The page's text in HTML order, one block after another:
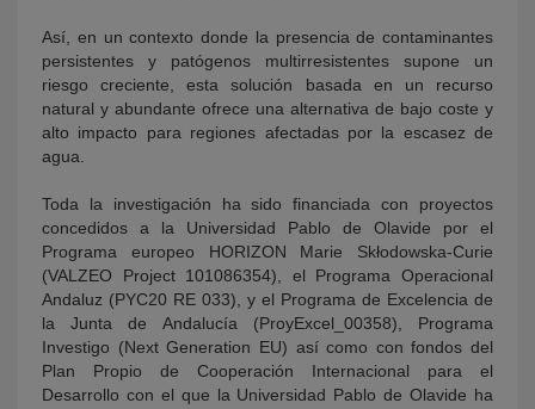
Así, en un contexto donde la presencia de contaminantes
persistentes y patógenos multirresistentes supone un
riesgo creciente, esta solución basada en un recurso
natural y abundante ofrece una alternativa de bajo coste y
alto impacto para regiones afectadas por la escasez de
agua.
Toda la investigación ha sido financiada con proyectos
concedidos a la Universidad Pablo de Olavide por el
Programa europeo HORIZON Marie Skłodowska-Curie
(VALZEO Project 101086354), el Programa Operacional
Andaluz (PYC20 RE 033), y el Programa de Excelencia de
la Junta de Andalucía (ProyExcel_00358), Programa
Investigo (Next Generation EU) así como con fondos del
Plan Propio de Cooperación Internacional para el
Desarrollo con el que la Universidad Pablo de Olavide ha